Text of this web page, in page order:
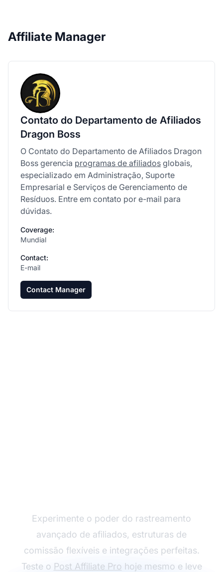
Affiliate Manager
Contato do Departamento de Afiliados
Dragon Boss
O Contato do Departamento de Afiliados Dragon
Boss gerencia programas de afiliados globais,
especializado em Administração, Suporte
Empresarial e Serviços de Gerenciamento de
Resíduos. Entre em contato por e-mail para
dúvidas.
Coverage:
Mundial
Contact:
E-mail
Contact Manager
Experimente o poder do rastreamento
avançado de afiliados, estruturas de
comissão flexíveis e integrações perfeitas.
Teste o Post Affiliate Pro hoje mesmo e leve